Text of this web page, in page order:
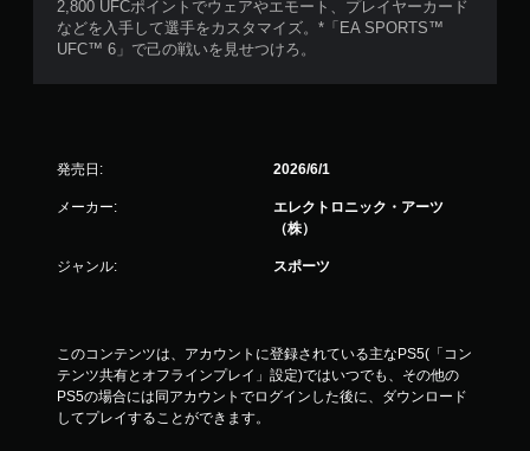
2,800 UFCポイントでウェアやエモート、プレイヤーカード
などを入手して選手をカスタマイズ。*「EA SPORTS™
UFC™ 6」で己の戦いを見せつけろ。
発売日: 2026/6/1
メーカー:
エレクトロニック・アーツ
（株）
ジャンル: スポーツ
このコンテンツは、アカウントに登録されている主なPS5(「コン
テンツ共有とオフラインプレイ」設定)ではいつでも、その他の
PS5の場合には同アカウントでログインした後に、ダウンロード
してプレイすることができます。